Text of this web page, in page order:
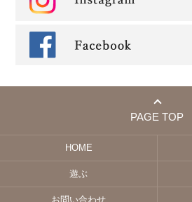
PAGE TOP
HOME
遊ぶ
お問い合わせ